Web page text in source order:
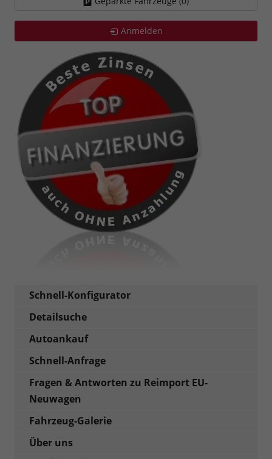
Anmelden
Schnell-Konfigurator
Detailsuche
Autoankauf
Schnell-Anfrage
Fragen & Antworten zu Reimport EU-
Neuwagen
Fahrzeug-Galerie
Über uns